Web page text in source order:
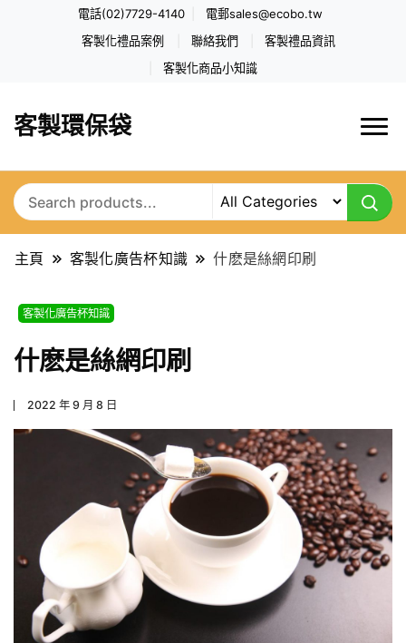
電話(02)7729-4140 電郵sales@ecobo.tw
客製化禮品案例 聯絡我們 客製禮品資訊
客製化商品小知識
客製環保袋
主頁 客製化廣告杯知識 什麽是絲網印刷
客製化廣告杯知識
什麽是絲網印刷
2022 年 9 月 8 日